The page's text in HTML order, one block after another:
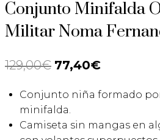
Conjunto Minifalda
Militar Noma
129,00€ El
original
era:
77,40€
es:
Conjunto niña formado
minifalda.
Camiseta sin mangas en